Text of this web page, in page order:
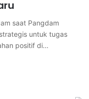
saat Pangdam
untuk tugas
positif di…